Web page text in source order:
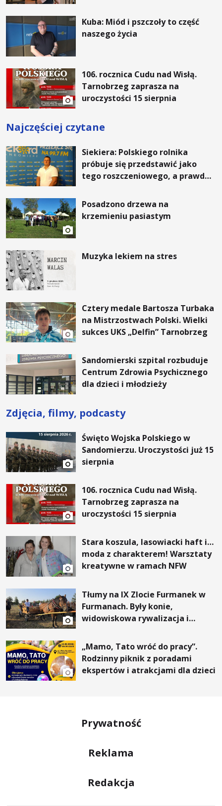
Kuba: Miód i pszczoły to część
naszego życia
106. rocznica Cudu nad Wisłą.
Tarnobrzeg zaprasza na
uroczystości 15 sierpnia
Najczęściej czytane
Siekiera: Polskiego rolnika
próbuje się przedstawić jako
tego roszczeniowego, a prawda
Posadzono drzewa na
krzemieniu pasiastym
Muzyka lekiem na stres
Cztery medale Bartosza Turbaka
na Mistrzostwach Polski. Wielki
sukces UKS „Delfin” Tarnobrzeg
Sandomierski szpital rozbuduje
Centrum Zdrowia Psychicznego
dla dzieci i młodzieży
Zdjęcia, filmy, podcasty
Święto Wojska Polskiego w
Sandomierzu. Uroczystości już 15
sierpnia
106. rocznica Cudu nad Wisłą.
Tarnobrzeg zaprasza na
uroczystości 15 sierpnia
Stara koszula, lasowiacki haft i…
moda z charakterem! Warsztaty
kreatywne w ramach NFW
Tłumy na IX Zlocie Furmanek w
Furmanach. Były konie,
widowiskowa rywalizacja i
„Mamo, Tato wróć do pracy”.
Rodzinny piknik z poradami
ekspertów i atrakcjami dla dzieci
Prywatność
Reklama
Redakcja